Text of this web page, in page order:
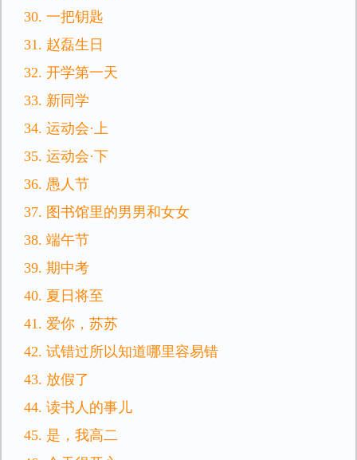
30. 一把钥匙
31. 赵磊生日
32. 开学第一天
33. 新同学
34. 运动会·上
35. 运动会·下
36. 愚人节
37. 图书馆里的男男和女女
38. 端午节
39. 期中考
40. 夏日将至
41. 爱你，苏苏
42. 试错过所以知道哪里容易错
43. 放假了
44. 读书人的事儿
45. 是，我高二